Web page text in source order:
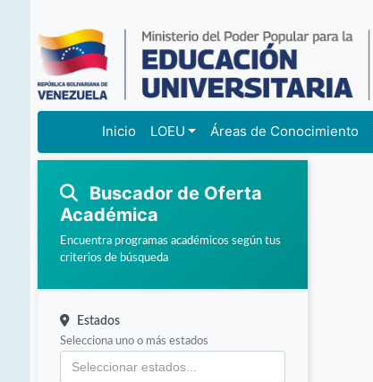
Inicio LOEU Áreas de Conocimiento
Buscador de Oferta
Académica
Encuentra programas académicos según tus
criterios de búsqueda
Estados
Selecciona uno o más estados